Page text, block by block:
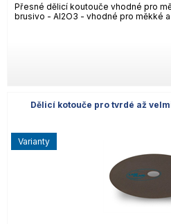
Přesné dělicí koutouče vhodné pro
brusivo - Al2O3 - vhodné pro měkké
Dělicí kotouče pro tvrdé až
varianty